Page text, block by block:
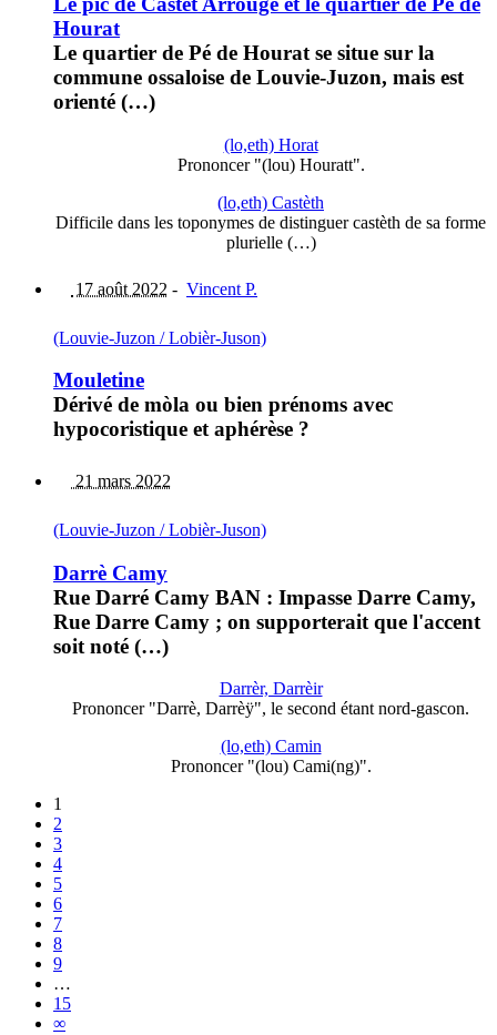
Hourat
Le quartier de Pé de Hourat se situe sur la
commune ossaloise de Louvie-Juzon, mais est
orienté (…)
(lo,eth) Horat
Prononcer "(lou) Houratt".
(lo,eth) Castèth
Difficile dans les toponymes de distinguer castèth de sa forme
plurielle (…)
17 août 2022 - Vincent P.
(Louvie-Juzon / Lobièr-Juson)
Mouletine
Dérivé de mòla ou bien prénoms avec
hypocoristique et aphérèse ?
21 mars 2022
(Louvie-Juzon / Lobièr-Juson)
Darrè Camy
Rue Darré Camy BAN : Impasse Darre Camy,
Rue Darre Camy ; on supporterait que l'accent
soit noté (…)
Darrèr, Darrèir
Prononcer "Darrè, Darrèÿ", le second étant nord-gascon.
(lo,eth) Camin
Prononcer "(lou) Cami(ng)".
1
2
3
4
5
6
7
8
9
…
15
∞